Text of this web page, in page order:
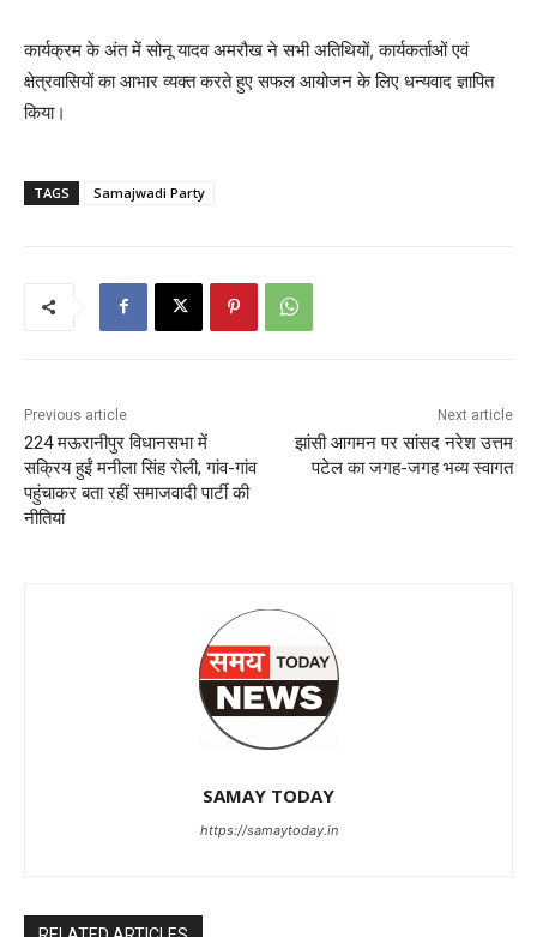
कार्यक्रम के अंत में सोनू यादव अमरौख ने सभी अतिथियों, कार्यकर्ताओं एवं
क्षेत्रवासियों का आभार व्यक्त करते हुए सफल आयोजन के लिए धन्यवाद ज्ञापित
किया।
TAGS Samajwadi Party
Previous article
224 मऊरानीपुर विधानसभा में
सक्रिय हुईं मनीला सिंह रोली, गांव-गांव
पहुंचाकर बता रहीं समाजवादी पार्टी की
नीतियां
Next article
झांसी आगमन पर सांसद नरेश उत्तम
पटेल का जगह-जगह भव्य स्वागत
SAMAY TODAY
https://samaytoday.in